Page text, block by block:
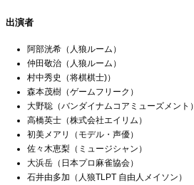
出演者
阿部洸希（人狼ルーム）
仲田敬治（人狼ルーム）
村中秀史（将棋棋士)）
森本茂樹（ゲームフリーク）
大野聡（バンダイナムコアミューズメント）
高橋英士（株式会社エイリム）
初美メアリ（モデル・声優）
佐々木恵梨（ミュージシャン）
大浜岳（日本プロ麻雀協会）
石井由多加（人狼TLPT 自由人メイソン）